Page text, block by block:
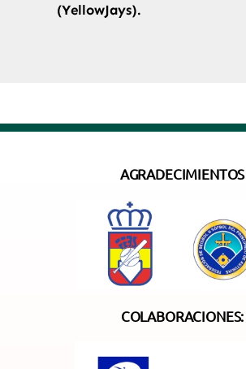
(YellowJays).
AGRADECIMIENTOS
COLABORACIONES: